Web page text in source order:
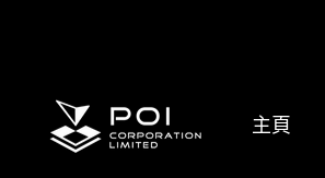
主頁